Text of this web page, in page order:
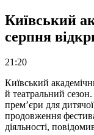
Київський
серпня
21:20
Київський
й театральний
прем’єри для
продовження
діяльності,